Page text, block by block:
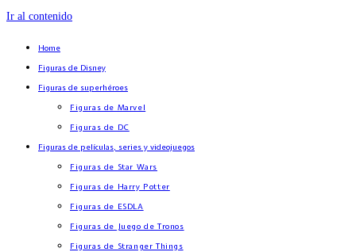
Ir al contenido
Home
Figuras de Disney
Figuras de superhéroes
Figuras de Marvel
Figuras de DC
Figuras de películas, series y videojuegos
Figuras de Star Wars
Figuras de Harry Potter
Figuras de ESDLA
Figuras de Juego de Tronos
Figuras de Stranger Things